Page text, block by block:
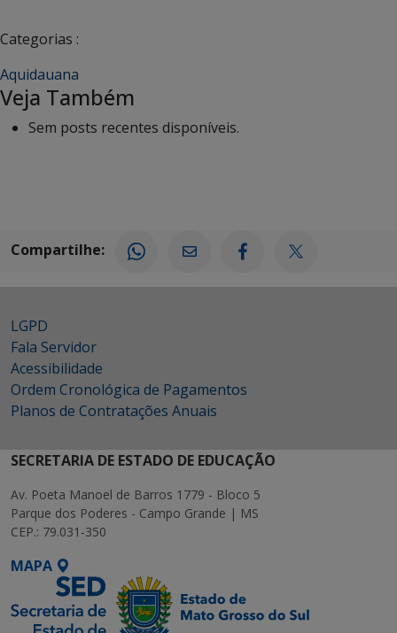
Categorias :
Aquidauana
Veja Também
Sem posts recentes disponíveis.
Compartilhe:
LGPD
Fala Servidor
Acessibilidade
Ordem Cronológica de Pagamentos
Planos de Contratações Anuais
SECRETARIA DE ESTADO DE EDUCAÇÃO
Av. Poeta Manoel de Barros 1779 - Bloco 5
Parque dos Poderes - Campo Grande | MS
CEP.: 79.031-350
MAPA